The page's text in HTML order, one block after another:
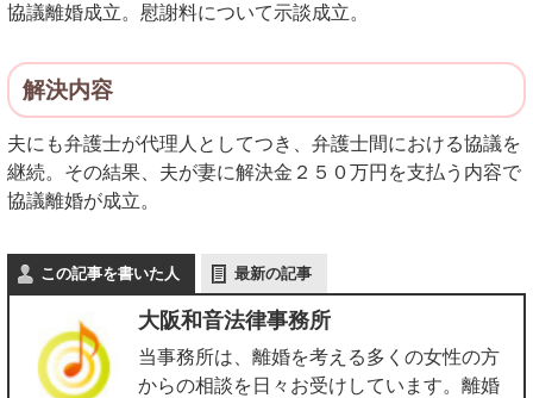
協議離婚成立。慰謝料について示談成立。
解決内容
夫にも弁護士が代理人としてつき、弁護士間における協議を
継続。その結果、夫が妻に解決金２５０万円を支払う内容で
協議離婚が成立。
この記事を書いた人 最新の記事
大阪和音法律事務所
当事務所は、離婚を考える多くの女性の方
からの相談を日々お受けしています。離婚